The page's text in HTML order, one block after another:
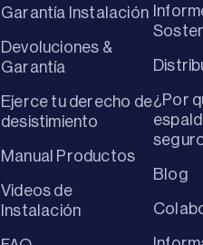
Garantía Instalación
Devoluciones &
Garantía
Ejerce tu derecho de
desistimiento
Manual Productos
Videos de
Instalación
¿Por
Blog